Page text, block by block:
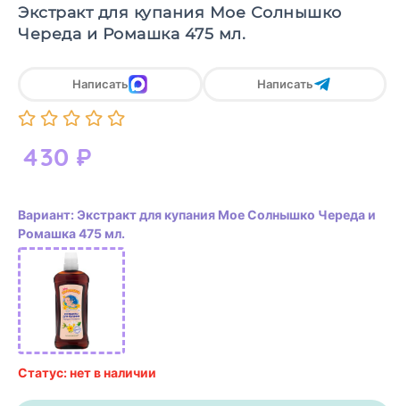
Экстракт для купания Мое Солнышко
Череда и Ромашка 475 мл.
430 ₽
Написать Написать
Вариант: Экстракт для купания Мое Солнышко Череда и
Ромашка 475 мл.
Статус: нет в наличии